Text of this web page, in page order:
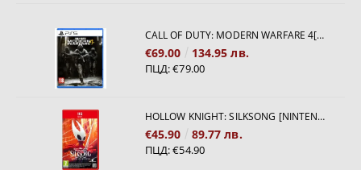
CALL OF DUTY: MODERN WARFARE 4[PS5]
€69.00 134.95 лв.
ПЦД:€79.00
HOLLOW KNIGHT: SILKSONG [NINTENDO SWITCH 2]
€45.90 89.77 лв.
ПЦД:€54.90